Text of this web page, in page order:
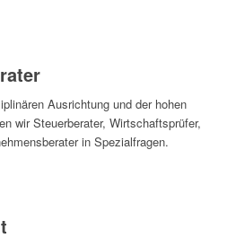
Ausrichtung und der hohen
wir Steuerberater, Wirtschaftsprüfer,
in Spezialfragen.